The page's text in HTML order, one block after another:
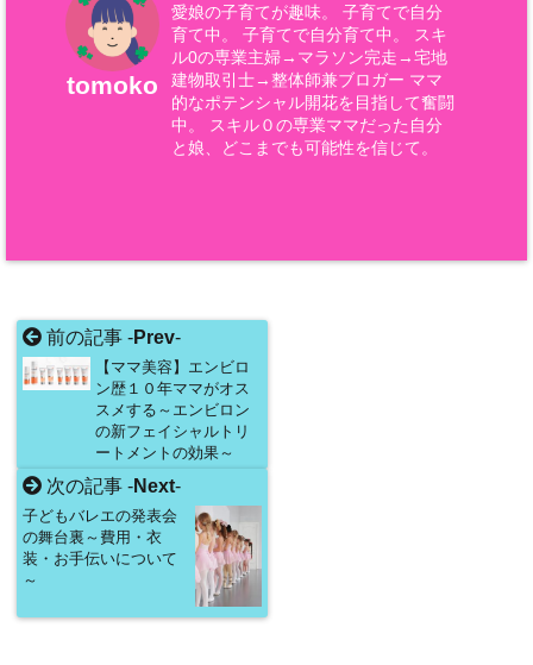
tomoko
愛娘の子育てが趣味。 子育てで自分
育て中。 子育てで自分育て中。 スキ
ル0の専業主婦→マラソン完走→宅地
建物取引士→整体師兼ブロガー ママ
的なポテンシャル開花を目指して奮闘
中。 スキル０の専業ママだった自分
と娘、どこまでも可能性を信じて。
前の記事 -Prev-
【ママ美容】エンビロ
ン歴１０年ママがオス
スメする～エンビロン
の新フェイシャルトリ
ートメントの効果～
次の記事 -Next-
子どもバレエの発表会
の舞台裏～費用・衣
装・お手伝いについて
～